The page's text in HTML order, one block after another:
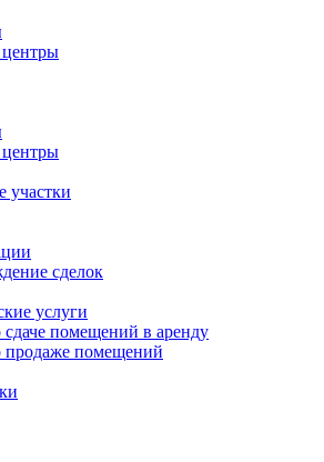
участки
сделок
услуги
сдаче помещений в аренду
продаже помещений